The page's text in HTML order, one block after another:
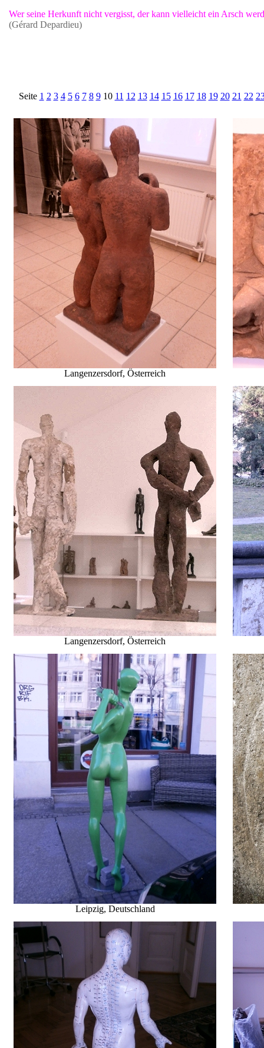
Wer seine Herkunft nicht vergisst, der kann vielleicht ein Arsch
(Gérard Depardieu)
Seite 1 2 3 4 5 6 7 8 910 11 12 13 14 15 16 17 18 19 20 21 22
Langenzersdorf, Österreich
Langenzersdorf, Österreich
Leipzig, Deutschland